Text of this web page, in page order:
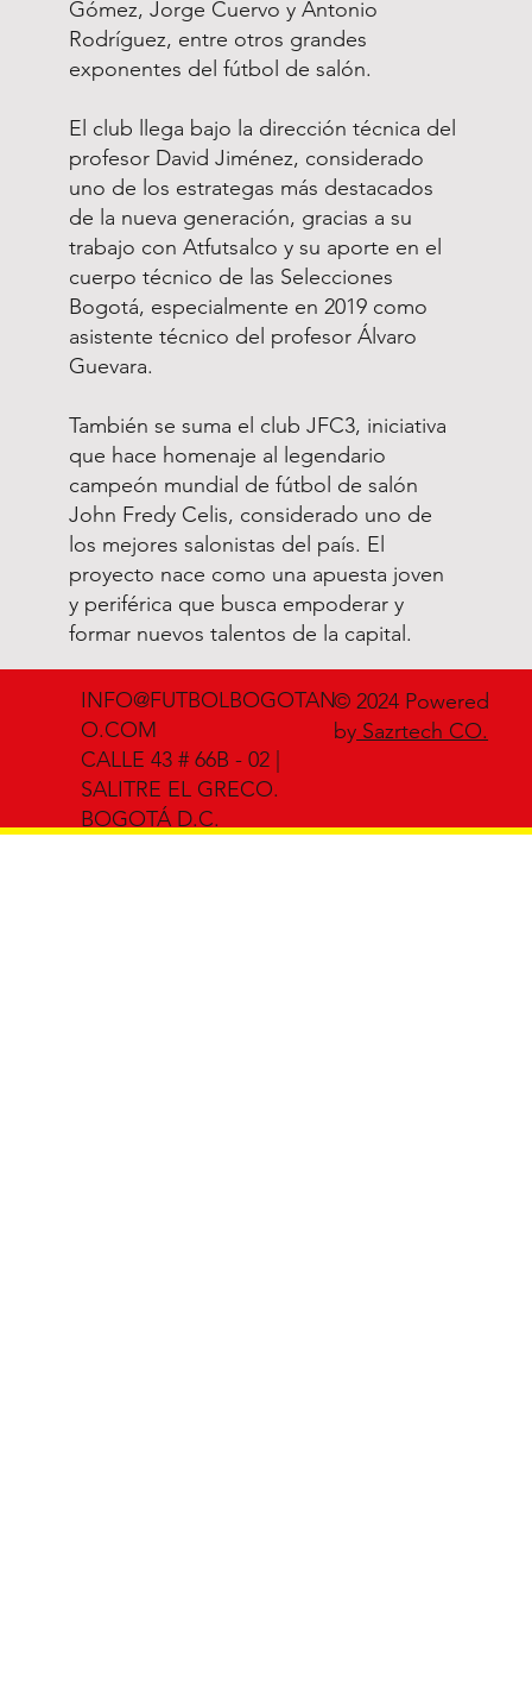
Gómez, Jorge Cuervo y Antonio
Rodríguez, entre otros grandes
exponentes del fútbol de salón.
El club llega bajo la dirección técnica del
profesor David Jiménez, considerado
uno de los estrategas más destacados
de la nueva generación, gracias a su
trabajo con Atfutsalco y su aporte en el
cuerpo técnico de las Selecciones
Bogotá, especialmente en 2019 como
asistente técnico del profesor Álvaro
Guevara.
También se suma el club JFC3, iniciativa
que hace homenaje al legendario
campeón mundial de fútbol de salón
John Fredy Celis, considerado uno de
los mejores salonistas del país. El
proyecto nace como una apuesta joven
y periférica que busca empoderar y
formar nuevos talentos de la capital.
INFO@FUTBOLBOGOTAN
O.COM
CALLE 43 # 66B - 02 |
SALITRE EL GRECO.
BOGOTÁ D.C.
© 2024 Powered
by Sazrtech CO.